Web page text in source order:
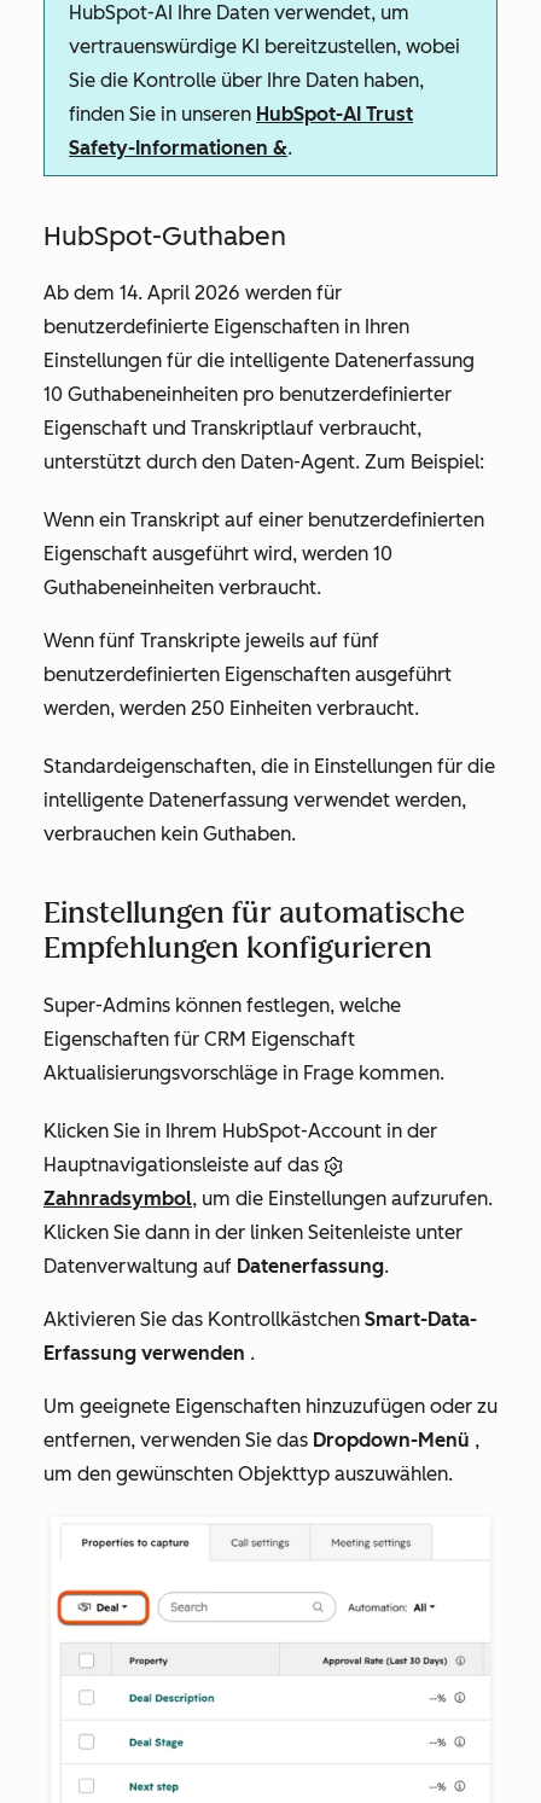
HubSpot-AI Ihre Daten verwendet, um
vertrauenswürdige KI bereitzustellen, wobei
Sie die Kontrolle über Ihre Daten haben,
finden Sie in unseren HubSpot-AI Trust
Safety-Informationen &.
HubSpot-Guthaben
Ab dem 14. April 2026 werden für
benutzerdefinierte Eigenschaften in Ihren
Einstellungen für die intelligente Datenerfassung
10 Guthabeneinheiten pro benutzerdefinierter
Eigenschaft und Transkriptlauf verbraucht,
unterstützt durch den Daten-Agent. Zum Beispiel:
Wenn ein Transkript auf einer benutzerdefinierten
Eigenschaft ausgeführt wird, werden 10
Guthabeneinheiten verbraucht.
Wenn fünf Transkripte jeweils auf fünf
benutzerdefinierten Eigenschaften ausgeführt
werden, werden 250 Einheiten verbraucht.
Standardeigenschaften, die in Einstellungen für die
intelligente Datenerfassung verwendet werden,
verbrauchen kein Guthaben.
Einstellungen für automatische
Empfehlungen konfigurieren
Super-Admins können festlegen, welche
Eigenschaften für CRM Eigenschaft
Aktualisierungsvorschläge in Frage kommen.
Klicken Sie in Ihrem HubSpot-Account in der
Hauptnavigationsleiste auf das
Zahnradsymbol, um die Einstellungen aufzurufen.
Klicken Sie dann in der linken Seitenleiste unter
Datenverwaltung auf Datenerfassung.
Aktivieren Sie das Kontrollkästchen Smart-Data-
Erfassung verwenden .
Um geeignete Eigenschaften hinzuzufügen oder zu
entfernen, verwenden Sie das Dropdown-Menü ,
um den gewünschten Objekttyp auszuwählen.